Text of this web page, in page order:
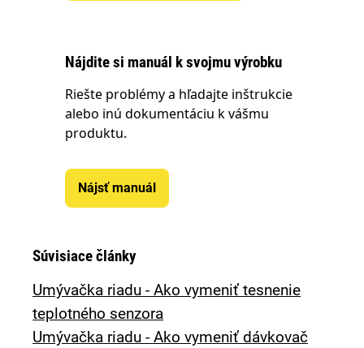
Nájdite si manuál k svojmu výrobku
Riešte problémy a hľadajte inštrukcie
alebo inú dokumentáciu k vášmu
produktu.
Nájsť manuál
Súvisiace články
Umývačka riadu - Ako vymeniť tesnenie
teplotného senzora
Umývačka riadu - Ako vymeniť dávkovač